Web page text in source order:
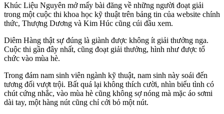
Khúc Liệu Nguyên mở mấy bài đăng về những người đoạt giải
trong một cuộc thi khoa học kỹ thuật trên bảng tin của website chính
thức, Thượng Dương và Kim Húc cũng cúi đầu xem.
Diêm Hàng thật sự đúng là giành được không ít giải thưởng nga.
Cuộc thi gần đây nhất, cũng đoạt giải thưởng, hình như được tổ
chức vào mùa hè.
Trong đám nam sinh viên ngành kỹ thuật, nam sinh này soái đến
tương đối vượt trội. Bất quá lại không thích cười, nhìn biểu tình có
chút cứng nhắc, vào mùa hè cũng không sợ nóng mà mặc áo sơmi
dài tay, một hàng nút cũng chỉ cởi bỏ một nút.